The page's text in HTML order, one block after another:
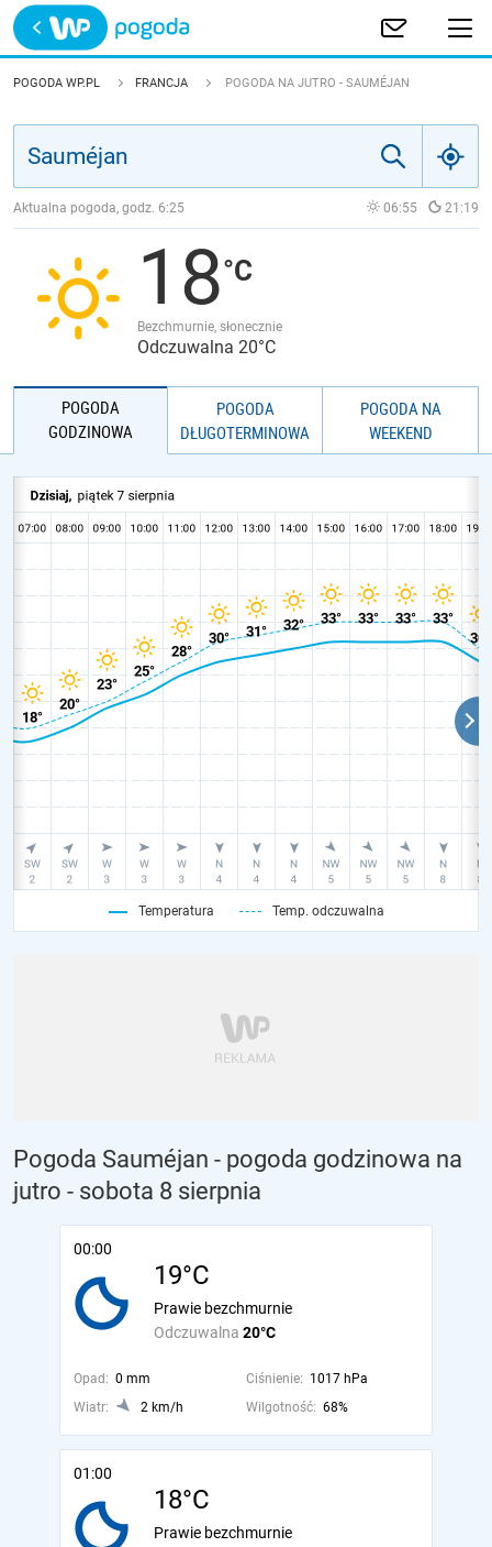
Trwa ładowanie
POLSKA
JAKOŚĆ POWIETRZA
POGODA WP.PL FRANCJA POGODA NA JUTRO - SAUMÉJAN
Aktualna pogoda, godz. 6:25 06:55 21:19
18
Bezchmurnie, słonecznie
Odczuwalna 20°C
POGODA
GODZINOWA
POGODA
DŁUGOTERMINOWA
POGODA NA
WEEKEND
Temperatura Temp. odczuwalna
Pogoda Sauméjan - pogoda godzinowa na
jutro - sobota 8 sierpnia
00:00
19°C
Odczuwalna 20°C
Prawie bezchmurnie
Opad: 0 mm Ciśnienie: 1017 hPa
Wiatr:
2 km/h Wilgotność: 68%
01:00
18°C
Prawie bezchmurnie